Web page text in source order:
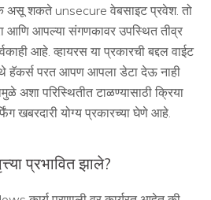
असू शकते unsecure वेबसाइट प्रवेश. तो
आणि आपल्या संगणकावर उपस्थित तीव्र
आहे. व्हायरस या प्रकारची बद्दल वाईट
हॅकर्स परत आपण आपला डेटा देऊ नाही
अशा परिस्थितीत टाळण्यासाठी क्रिया
खबरदारी योग्य प्रकारच्या घेणे आहे.
प्रभावित झाले?